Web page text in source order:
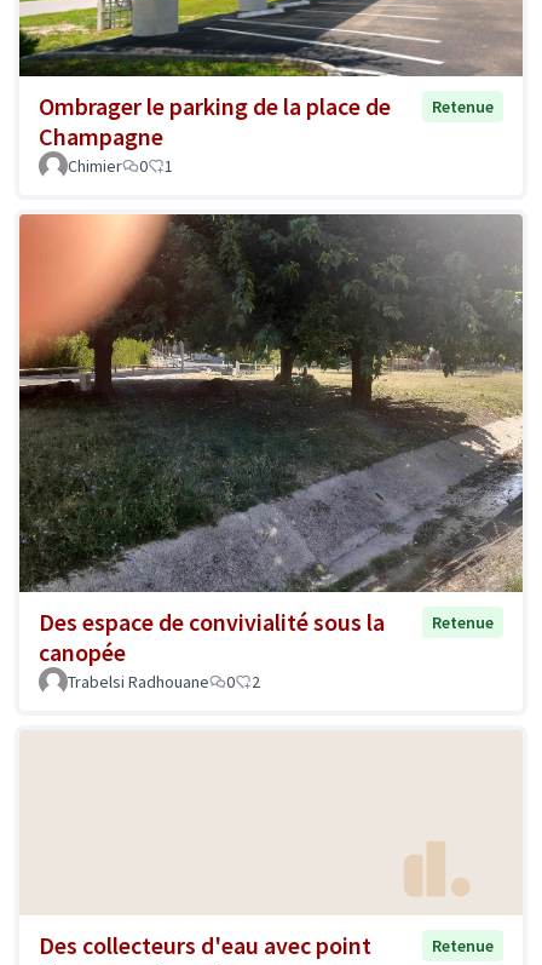
Ombrager le parking de la place de
Champagne
Retenue
Chimier 0 1
Des espace de convivialité sous la
canopée
Retenue
Trabelsi Radhouane 0 2
Des collecteurs d'eau avec point
Retenue